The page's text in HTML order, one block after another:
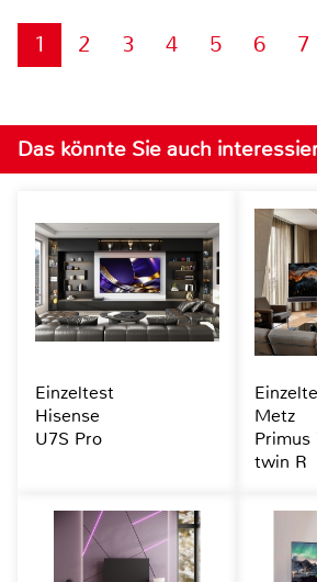
1 2 3 4 5 6 7
Das könnte Sie auch
Einzeltest
Hisense
U7S Pro
Metz
Primus
twin R